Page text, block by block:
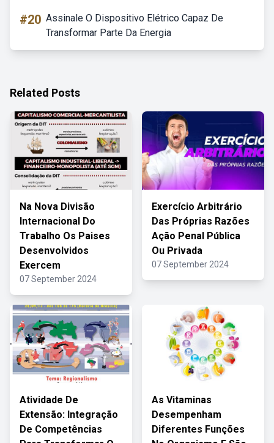
#20 Assinale O Dispositivo Elétrico Capaz De
Transformar Parte Da Energia
Related Posts
Na Nova Divisão
Internacional Do
Trabalho Os Paises
Desenvolvidos
Exercem
07 September 2024
Exercício Arbitrário
Das Próprias Razões
Ação Penal Pública
Ou Privada
07 September 2024
Atividade De
Extensão: Integração
De Competências
As Vitaminas
Desempenham
Diferentes Funções